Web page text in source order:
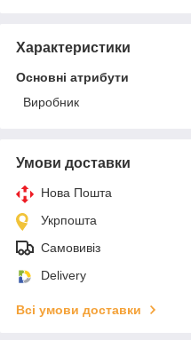
Характеристики
Основні атрибути
Виробник
Умови доставки
Нова Пошта
Укрпошта
Самовивіз
Delivery
Всі умови доставки